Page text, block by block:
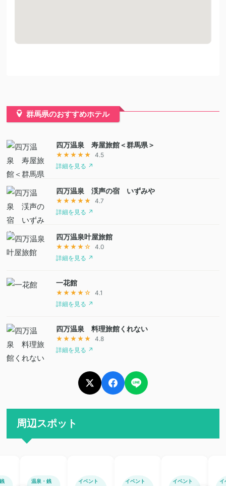
群馬県のおすすめホテル
四万温泉 寿屋旅館＜群馬県＞
★★★★★
4.5
詳細を見る ↗
四万温泉 渓声の宿 いずみや
★★★★★
4.7
詳細を見る ↗
四万温泉叶屋旅館
★★★★☆
4.0
詳細を見る ↗
一花館
★★★★☆
4.1
詳細を見る ↗
四万温泉 料理旅館くれない
★★★★★
4.8
詳細を見る ↗
周辺スポット
温泉・銭 イベント イベント イベント イ